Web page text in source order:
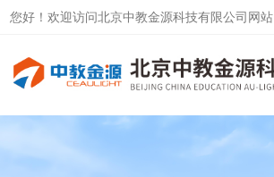
您好！欢迎访问北京中教金源科技有限公司网站